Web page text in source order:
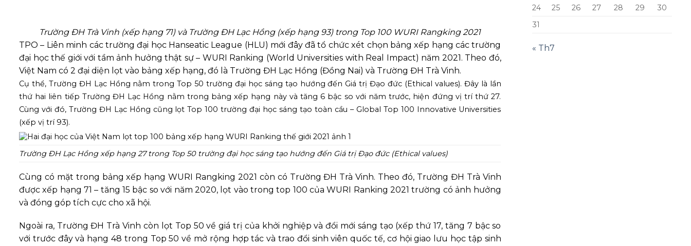
Trường ĐH Trà Vinh (xếp hạng 71) và Trường ĐH Lạc Hồng (xếp hạng 93) trong Top 100 WURI Rangking 2021
TPO – Liên minh các trường đại học Hanseatic League (HLU) mới đây đã tổ chức xét chọn bảng xếp hạng các trường
đại học thế giới với tầm ảnh hưởng thật sự – WURI Ranking (World Universities with Real Impact) năm 2021. Theo đó,
Việt Nam có 2 đại diện lọt vào bảng xếp hạng, đó là Trường ĐH Lạc Hồng (Đồng Nai) và Trường ĐH Trà Vinh.
Cụ thể, Trường ĐH Lạc Hồng nằm trong Top 50 trường đại học sáng tạo hướng đến Giá trị Đạo đức (Ethical values). Đây là lần
thứ hai liên tiếp Trường ĐH Lạc Hồng nằm trong bảng xếp hạng này và tăng 6 bậc so với năm trước, hiện đứng vị trí thứ 27.
Cùng với đó, Trường ĐH Lạc Hồng cũng lọt Top 100 trường đại học sáng tạo toàn cầu – Global Top 100 Innovative Universities
(xếp vị trí 93).
Trường ĐH Lạc Hồng xếp hạng 27 trong Top 50 trường đại học sáng tạo hướng đến Giá trị Đạo đức (Ethical values)
Cùng có mặt trong bảng xếp hạng WURI Rangking 2021 còn có Trường ĐH Trà Vinh. Theo đó, Trường ĐH Trà Vinh
được xếp hạng 71 – tăng 15 bậc so với năm 2020, lọt vào trong top 100 của WURI Ranking 2021 trường có ảnh hưởng
và đóng góp tích cực cho xã hội.
Ngoài ra, Trường ĐH Trà Vinh còn lọt Top 50 về giá trị của khởi nghiệp và đổi mới sáng tạo (xếp thứ 17, tăng 7 bậc so
với trước đây và hạng 48 trong Top 50 về mở rộng hợp tác và trao đổi sinh viên quốc tế, cơ hội giao lưu học tập sinh
24
25 26 27 28 29
30
31
« Th7